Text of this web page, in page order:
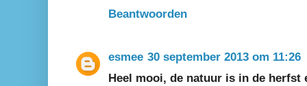
Beantwoorden
esmee 30 september 2013 om 11:26
Heel mooi, de natuur is in de herfst